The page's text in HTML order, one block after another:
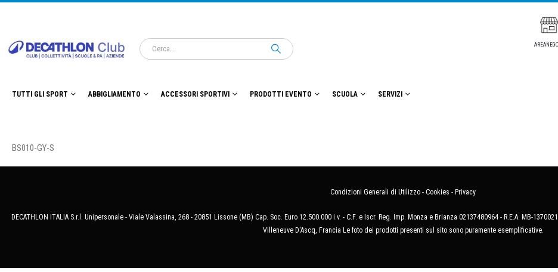
TUTTI GLI SPORT ABBIGLIAMENTO ACCESSORI SPORTIVI PRODOTTI EVENTO SCUOLA SERVIZI
BS010-GY-S
Condizioni Generali di Utilizzo - Cookies - Privacy
DECATHLON ITALIA S.r.l. Unipersonale - Viale Valassina, 268 - 20851 Lissone (MB) Cap. Soc. Euro 12.500.000 i.v. - C.F. e Iscr. Reg. Imp. Monza e Brianza 02137480964 - R.E.A. MB-
Villeneuve D'Ascq, Francia Le foto dei prodotti presenti sul sito sono puramente esemplificative.